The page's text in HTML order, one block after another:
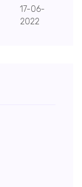
17-06-
2022